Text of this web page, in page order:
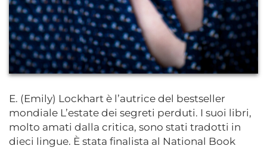
E. (Emily) Lockhart è l’autrice del bestseller
mondiale L’estate dei segreti perduti. I suoi libri,
molto amati dalla critica, sono stati tradotti in
dieci lingue. È stata finalista al National Book